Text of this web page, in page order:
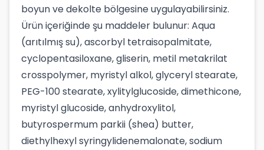
boyun ve dekolte bölgesine uygulayabilirsiniz.
Ürün içeriğinde şu maddeler bulunur: Aqua
(arıtılmış su), ascorbyl tetraisopalmitate,
cyclopentasiloxane, gliserin, metil metakrilat
crosspolymer, myristyl alkol, glyceryl stearate,
PEG-100 stearate, xylitylglucoside, dimethicone,
myristyl glucoside, anhydroxylitol,
butyrospermum parkii (shea) butter,
diethylhexyl syringylidenemalonate, sodium